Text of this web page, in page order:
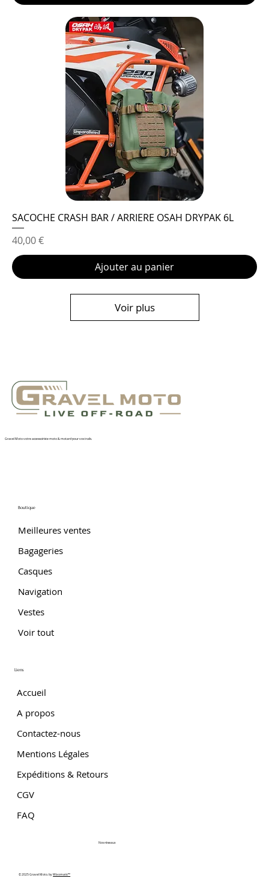
SACOCHE CRASH BAR / ARRIERE OSAH DRYPAK 6L
Prix
40,00 €
Ajouter au panier
Voir plus
Gravel Moto votre accessoiriste moto & motard pour vos trails.
Boutique
Meilleures ventes
Bagageries
Casques
Navigation
Vestes
Voir tout
Liens
Accueil
A propos
Contactez-nous
Mentions Légales
Expéditions & Retours
CGV
FAQ
© 2025 Gravel Moto. byWixomatic™
Nos réseaux